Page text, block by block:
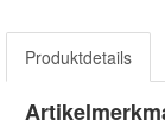
Produktdetails